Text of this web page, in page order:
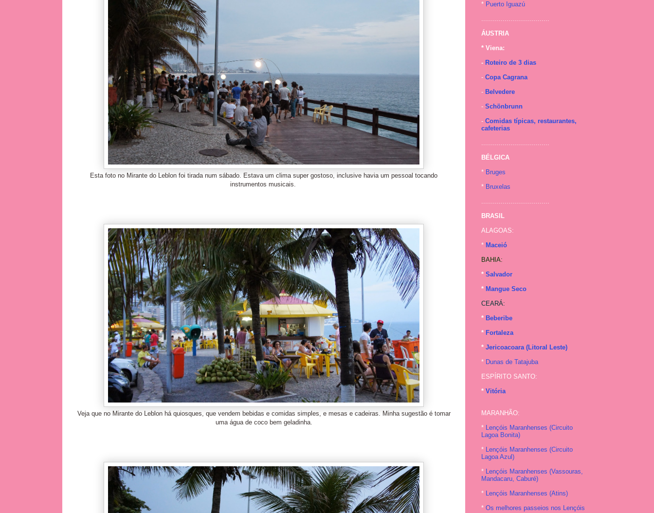
Esta foto no Mirante do Leblon foi tirada num sábado. Estava um clima super gostoso, inclusive havia um pessoal tocando
instrumentos musicais.
Veja que no Mirante do Leblon há quiosques, que vendem bebidas e comidas simples, e mesas e cadeiras. Minha sugestão é tomar
uma água de coco bem geladinha.
* Puerto Iguazú
...................................
ÁUSTRIA
* Viena:
- Roteiro de 3 dias
- Copa Cagrana
- Belvedere
- Schönbrunn
- Comidas típicas, restaurantes,
cafeterias
...................................
BÉLGICA
* Bruges
* Bruxelas
...................................
BRASIL
ALAGOAS:
* Maceió
BAHIA:
* Salvador
* Mangue Seco
CEARÁ:
* Beberibe
* Fortaleza
* Jericoacoara (Litoral Leste)
* Dunas de Tatajuba
ESPÍRITO SANTO:
* Vitória
MARANHÃO:
* Lençóis Maranhenses (Circuito
Lagoa Bonita)
* Lençóis Maranhenses (Circuito
Lagoa Azul)
* Lençóis Maranhenses (Vassouras,
Mandacaru, Caburé)
* Lençóis Maranhenses (Atins)
* Os melhores passeios nos Lençóis